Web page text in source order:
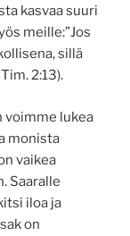
kasvaa suuri
meille:”Jos
sillä
2:13).
voimme lukea
monista
vaikea
Saaralle
iloa ja
on